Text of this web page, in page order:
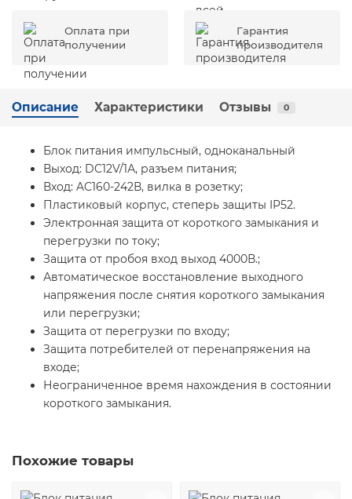
Оплата при
получении
Гарантия
производителя
Описание Характеристики Отзывы 0
Блок питания импульсный, одноканальный
Выход: DC12V/1А, разъем питания;
Вход: AC160-242В, вилка в розетку;
Пластиковый корпус, степерь защиты IP52.
Электронная защита от короткого замыкания и
перегрузки по току;
Защита от пробоя вход выход 4000В.;
Автоматическое восстановление выходного
напряжения после снятия короткого замыкания
или перегрузки;
Защита от перегрузки по входу;
Защита потребителей от перенапряжения на
входе;
Неограниченное время нахождения в состоянии
короткого замыкания.
Похожие товары